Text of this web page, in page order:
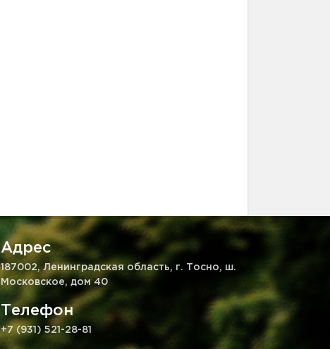
Адрес
187002, Ленинградская область, г. Тосно, ш.
Московское, дом 40
Телефон
+7 (931) 521-28-81